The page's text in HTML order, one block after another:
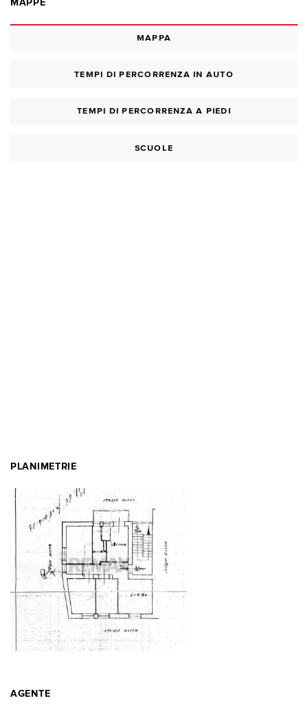
MAPPE
MAPPA
TEMPI DI PERCORRENZA IN AUTO
TEMPI DI PERCORRENZA A PIEDI
SCUOLE
PLANIMETRIE
AGENTE